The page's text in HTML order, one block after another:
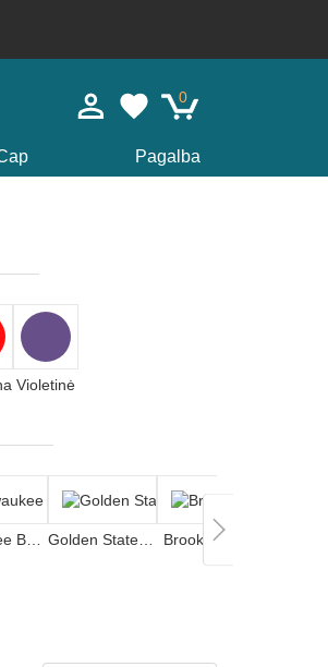
0
Pagalba
Violetinė
Milwaukee Bucks Golden State Warriors Brooklyn Nets